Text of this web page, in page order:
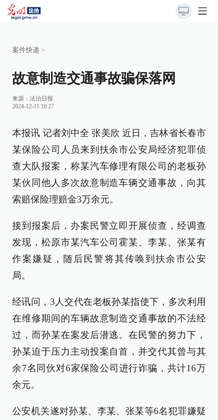
案件快递 >
故意制造交通事故骗保落网
来源： 法治日报
2024-12-11 10:27
本报讯 记者刘中全 张美欣 近日，吉林省长春市
某保险公司人员来到扶余市公安局经济犯罪侦
查大队报案，称某汽车修理有限公司的老板孙
某伙同他人多次故意制造车辆交通事故，向其
索赔保险理赔金3万余元。
接到报案后，办案民警立即开展侦查，经调查
发现，松原市某汽车公司霍某、李某、张某有
作案嫌疑，随后民警将其传唤到扶余市公安
局。
经讯问，3人交代在老板孙某指使下，多次利用
在维修期间的车辆故意制造交通事故的不法经
过，而孙某在案发后潜逃。在民警的努力下，
孙某迫于压力主动投案自首，并交代其曾与其
余7名同伙对6家保险公司进行诈骗，共计16万
余元。
公安机关遂对孙某、李某、张某等6名犯罪嫌疑